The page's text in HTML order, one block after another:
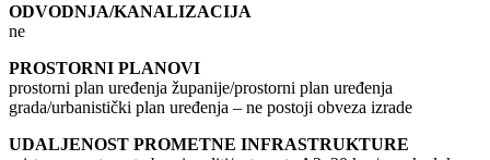
ODVODNJA/KANALIZACIJA
ne
PROSTORNI PLANOVI
prostorni plan uređenja županije/prostorni plan uređenja
grada/urbanistički plan uređenja – ne postoji obveza izrade
UDALJENOST PROMETNE INFRASTRUKTURE